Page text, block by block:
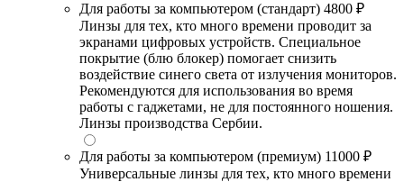
Для работы за компьютером (стандарт) 4800 ₽
Линзы для тех, кто много времени проводит за
экранами цифровых устройств. Специальное
покрытие (блю блокер) помогает снизить
воздействие синего света от излучения мониторов.
Рекомендуются для использования во время
работы с гаджетами, не для постоянного ношения.
Линзы производства Сербии.
Для работы за компьютером (премиум) 11000 ₽
Универсальные линзы для тех, кто много времени